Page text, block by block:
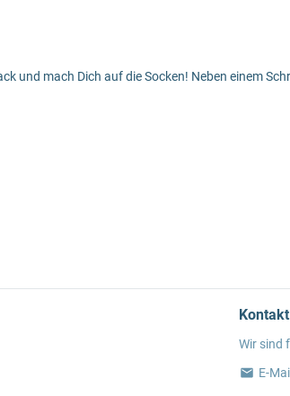
und mach Dich auf die Socken! Neben einem
Kontakt
Wir sind
E-Mail